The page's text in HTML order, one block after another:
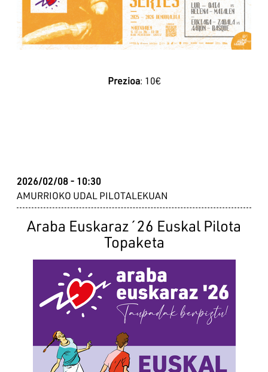
Prezioa: 10€
2026/02/08 - 10:30
AMURRIOKO UDAL PILOTALEKUAN
Araba Euskaraz´26 Euskal Pilota
Topaketa